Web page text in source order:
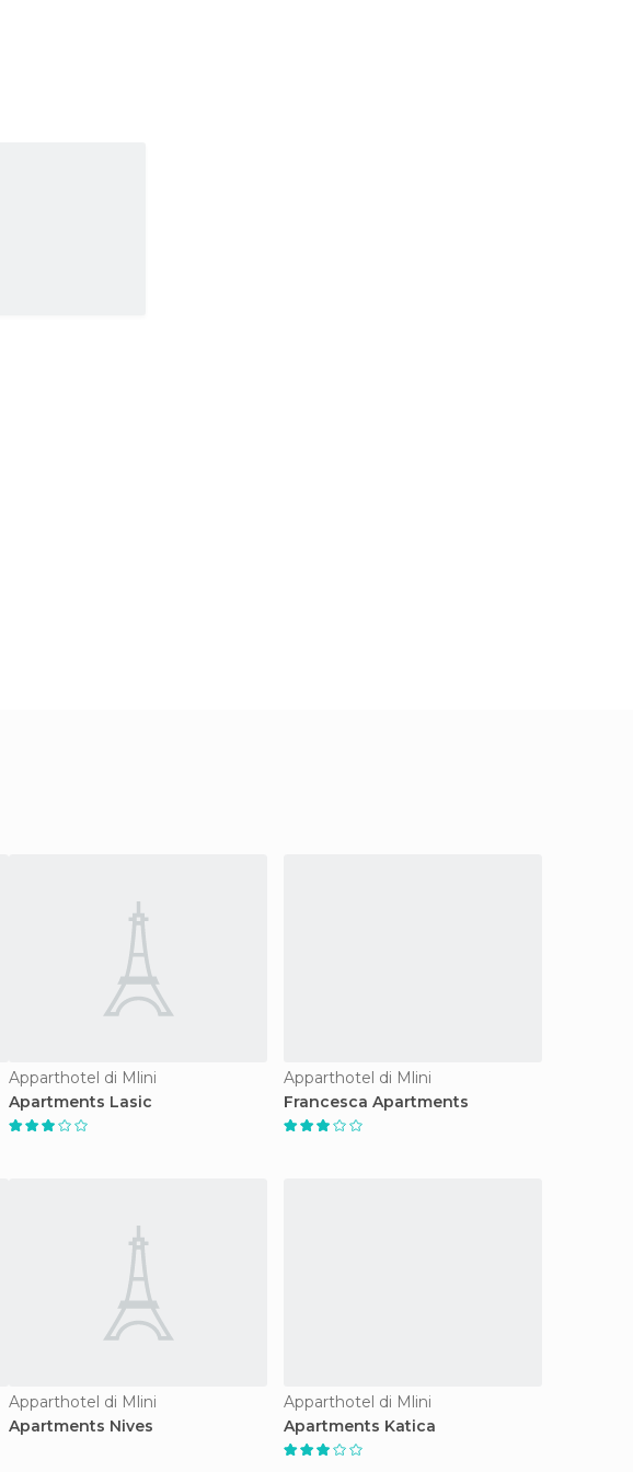
Apparthotel di Mlini
Apartments Lasic
Apparthotel di Mlini
Francesca Apartments
Apparthotel di Mlini
Apartments Nives
Apparthotel di Mlini
Apartments Katica